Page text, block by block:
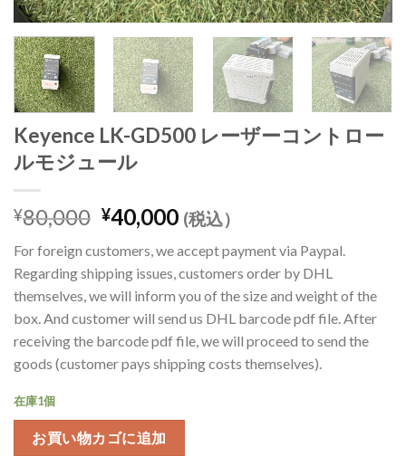
Keyence LK-GD500 レーザーコントロー
ルモジュール
¥80,000 元
価
格
は
¥80,000
で
し
¥40,000現
の
価
格
は
¥40,000
で
(税込）
For foreign customers, we accept payment via Paypal.
Regarding shipping issues, customers order by DHL
themselves, we will inform you of the size and weight of the
box. And customer will send us DHL barcode pdf file. After
receiving the barcode pdf file, we will proceed to send the
goods (customer pays shipping costs themselves).
在庫1個
お買い物カゴに追加